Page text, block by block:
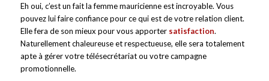
Eh oui, c’est un fait la femme mauricienne est incroyable. Vous
pouvez lui faire confiance pour ce qui est de votre relation client.
Elle fera de son mieux pour vous apporter satisfaction.
Naturellement chaleureuse et respectueuse, elle sera totalement
apte à gérer votre télésecrétariat ou votre campagne
promotionnelle.